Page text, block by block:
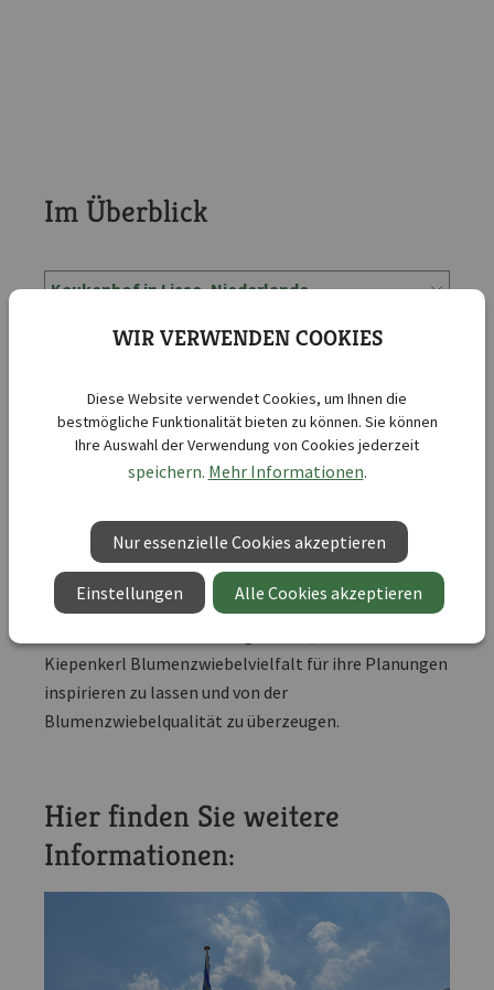
Im Überblick
Keukenhof in Lisse, Niederlande
Blumeninsel Mainau im Bodensee
Botanischer Garten in Münster
Wilhelma Zoologisch-Botanischer Garten in
Stuttgart
Schloss Dyck in Jüchen
Damit bieten wir unseren Profi-Kundinnen und -
Kiepenkerl Blumenzwiebelvielfalt für ihre Planungen
inspirieren zu lassen und von der
Blumenzwiebelqualität zu überzeugen.
Hier finden Sie weitere
Informationen:
WIR VERWENDEN COOKIES
Diese Website verwendet Cookies, um Ihnen die
bestmögliche Funktionalität bieten zu können. Sie können
Ihre Auswahl der Verwendung von Cookies jederzeit
speichern. Mehr Informationen.
Nur essenzielle Cookies akzeptieren
Einstellungen Alle Cookies akzeptieren